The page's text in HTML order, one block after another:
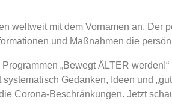
weltweit mit dem Vornamen an.
und Maßnahmen die
„Bewegt ÄLTER
Gedanken, Ideen und
Corona-Beschränkungen. Jetzt